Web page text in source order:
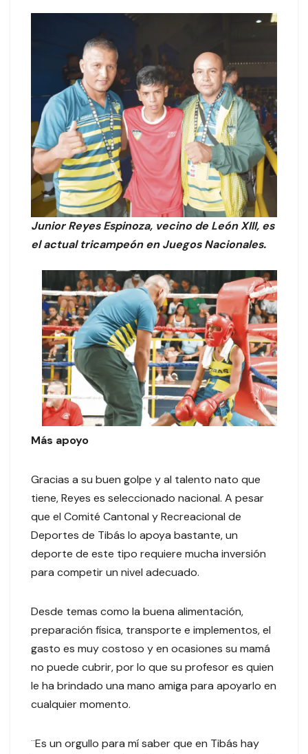
Junior Reyes Espinoza, vecino de León XIII, es
el actual tricampeón en Juegos Nacionales.
Más apoyo
Gracias a su buen golpe y al talento nato que
tiene, Reyes es seleccionado nacional. A pesar
que el Comité Cantonal y Recreacional de
Deportes de Tibás lo apoya bastante, un
deporte de este tipo requiere mucha inversión
para competir un nivel adecuado.
Desde temas como la buena alimentación,
preparación física, transporte e implementos, el
gasto es muy costoso y en ocasiones su mamá
no puede cubrir, por lo que su profesor es quien
le ha brindado una mano amiga para apoyarlo en
cualquier momento.
¨Es un orgullo para mí saber que en Tibás hay